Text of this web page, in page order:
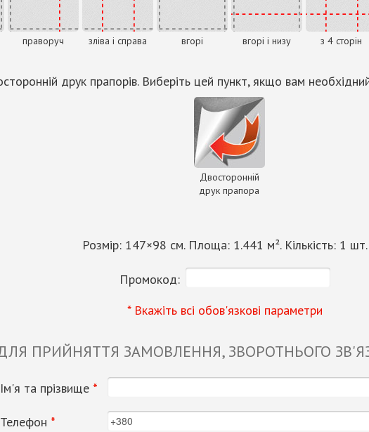
праворуч зліва і справа вгорі вгорі і низу з 4 сторін
друк прапорів. Виберіть цей пункт, якщо вам
Двосторонній
друк прапора
Розмір: 147×98 см. Площа: 1.441 м². Кількість: 1 шт.
Промокод:
* Вкажіть всі обов'язкові параметри
ПРИЙНЯТТЯ ЗАМОВЛЕННЯ, ЗВОРОТНЬОГО
Ім'я та прізвище *
Телефон *